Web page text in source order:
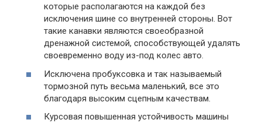
которые располагаются на каждой без
исключения шине со внутренней стороны. Вот
такие канавки являются своеобразной
дренажной системой, способствующей удалять
своевременно воду из-под колес авто.
Исключена пробуксовка и так называемый
тормозной путь весьма маленький, все это
благодаря высоким сцепным качествам.
Курсовая повышенная устойчивость машины